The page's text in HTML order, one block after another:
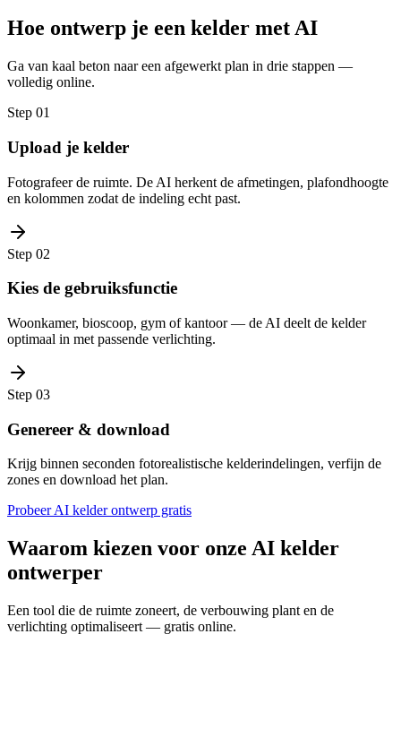
Hoe ontwerp je een kelder met AI
Ga van kaal beton naar een afgewerkt plan in drie stappen —
volledig online.
Step 01
Upload je kelder
Fotografeer de ruimte. De AI herkent de afmetingen, plafondhoogte
en kolommen zodat de indeling echt past.
Step 02
Kies de gebruiksfunctie
Woonkamer, bioscoop, gym of kantoor — de AI deelt de kelder
optimaal in met passende verlichting.
Step 03
Genereer & download
Krijg binnen seconden fotorealistische kelderindelingen, verfijn de
zones en download het plan.
Probeer AI kelder ontwerp gratis
Waarom kiezen voor onze AI kelder
ontwerper
Een tool die de ruimte zoneert, de verbouwing plant en de
verlichting optimaliseert — gratis online.